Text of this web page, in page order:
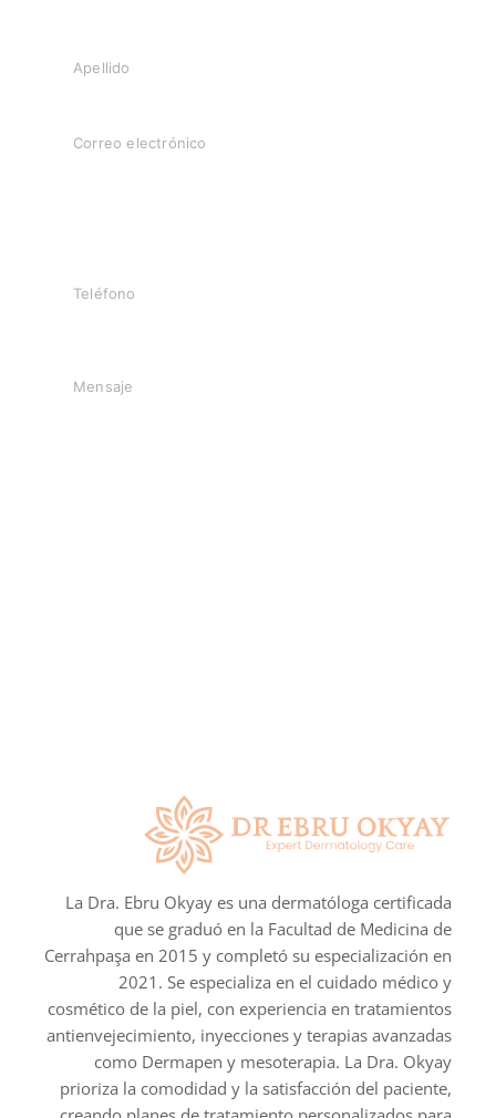
La Dra. Ebru Okyay es una dermatóloga certificada
que se graduó en la Facultad de Medicina de
Cerrahpaşa en 2015 y completó su especialización en
2021. Se especializa en el cuidado médico y
cosmético de la piel, con experiencia en tratamientos
antienvejecimiento, inyecciones y terapias avanzadas
como Dermapen y mesoterapia. La Dra. Okyay
prioriza la comodidad y la satisfacción del paciente,